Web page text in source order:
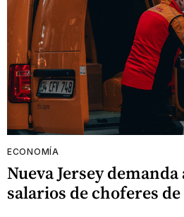
ECONOMÍA
Nueva Jersey
salarios de choferes